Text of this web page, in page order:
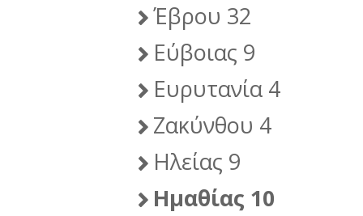
Έβρου 32
Εύβοιας 9
Ευρυτανία 4
Ζακύνθου 4
Ηλείας 9
Ημαθίας 10